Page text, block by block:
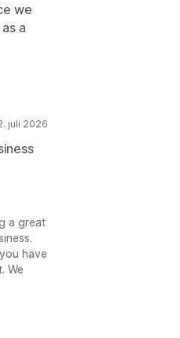
we
a
juli 2026
a great
have
We